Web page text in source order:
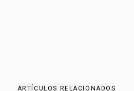
ARTÍCULOS RELACIONADOS